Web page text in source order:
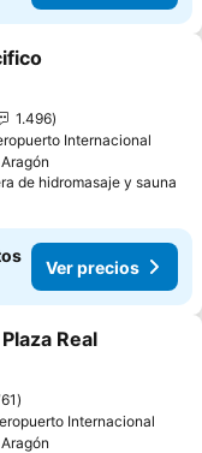
favoritos
1.496
Internacional
de hidromasaje y sauna
Ver precios
favoritos
Real
Internacional